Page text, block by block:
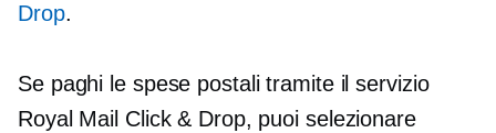
Drop.
Se paghi le spese postali tramite il servizio
Royal Mail Click & Drop, puoi selezionare